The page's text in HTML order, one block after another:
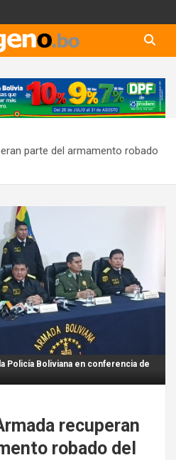
parte del armamento robado
Policía Boliviana en conferencia de
recuperan
robado del